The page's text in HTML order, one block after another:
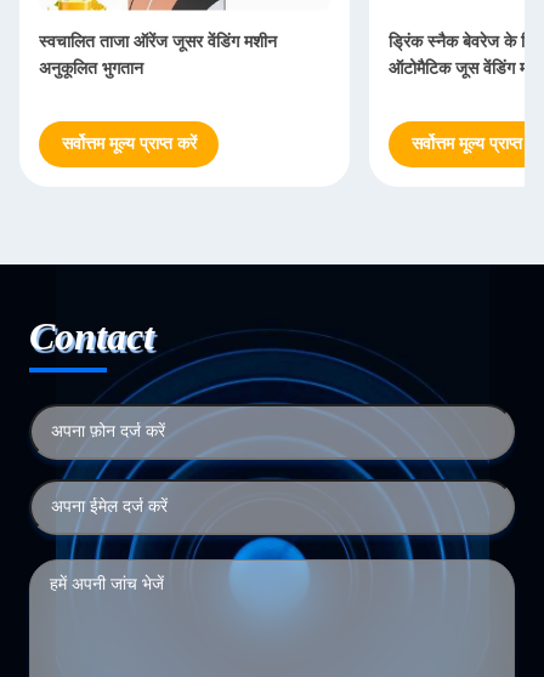
स्वचालित ताजा ऑरेंज जूसर वेंडिंग मशीन
अनुकूलित भुगतान
सर्वोत्तम मूल्य प्राप्त करें
ड्रिंक स्नैक बेवरेज के लिए
ऑटोमैटिक जूस वेंडिंग
सर्वोत्तम मूल्य प्राप्त
Contact